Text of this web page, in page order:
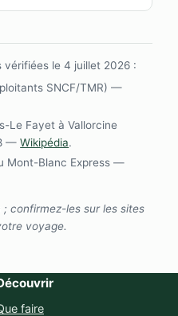
le 4 juillet 2026 :
SNCF/TMR) —
Le Fayet à Vallorcine
—Wikipédia.
Mont-Blanc Express —
confirmez-les sur les sites
voyage.
faire